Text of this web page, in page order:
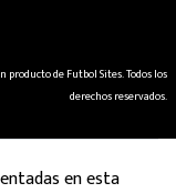
producto de Futbol Sites. Todos los
derechos reservados.
en esta